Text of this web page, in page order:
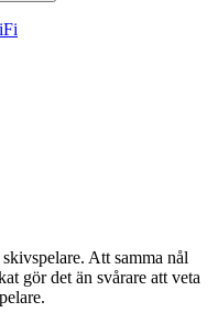
Att samma nål
gör det än svårare att veta